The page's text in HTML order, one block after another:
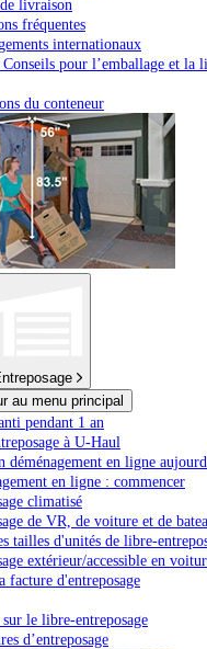
livraison
fréquentes
internationaux
Conseils pour l’emballage et la
du conteneur
au menu principal
pendant 1 an
à U-Haul
déménagement en ligne
en ligne : commencer
climatisé
de VR, de voiture et de
tailles d'unités de libre-
extérieur/accessible en
facture d'entreposage
le libre-entreposage
d’entreposage